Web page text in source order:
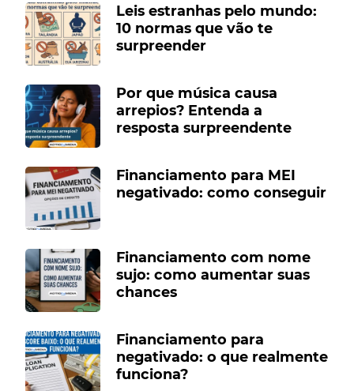
Leis estranhas pelo mundo:
10 normas que vão te
surpreender
Por que música causa
arrepios? Entenda a
resposta surpreendente
Financiamento para MEI
negativado: como conseguir
Financiamento com nome
sujo: como aumentar suas
chances
Financiamento para
negativado: o que realmente
funciona?